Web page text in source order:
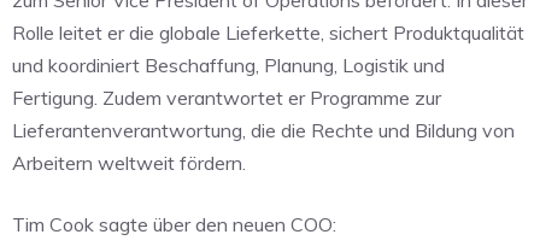
Rolle leitet er die globale Lieferkette, sichert Produktqualität
und koordiniert Beschaffung, Planung, Logistik und
Fertigung. Zudem verantwortet er Programme zur
Lieferantenverantwortung, die die Rechte und Bildung von
Arbeitern weltweit fördern.
Tim Cook sagte über den neuen COO: